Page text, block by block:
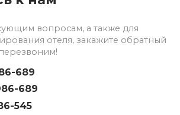
вопросам, а также для
отеля, закажите обратный
689
689
545